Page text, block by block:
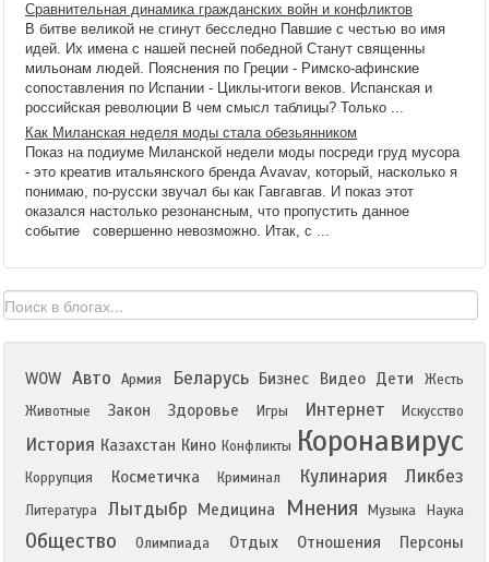
Сравнительная динамика гражданских войн и конфликтов
В битве великой не сгинут бесследно Павшие с честью во имя
идей. Их имена с нашей песней победной Станут священны
мильонам людей. Пояснения по Греции - Римско-афинские
сопоставления по Испании - Циклы-итоги веков. Испанская и
российская революции В чем смысл таблицы? Только ...
Как Миланская неделя моды стала обезьянником
Показ на подиуме Миланской недели моды посреди груд мусора
- это креатив итальянского бренда Avavav, который, насколько я
понимаю, по-русски звучал бы как Гавгавгав. И показ этот
оказался настолько резонансным, что пропустить данное
событие совершенно невозможно. Итак, с ...
WOW Авто Армия Беларусь Бизнес Видео Дети
Жесть
Животные
Закон Здоровье Игры Интернет Искусство
История Казахстан Кино Конфликты Коронавирус
Коррупция Косметичка Криминал Кулинария Ликбез
Литература Лытдыбр Медицина Мнения Музыка Наука
Общество Олимпиада Отдых Отношения Персоны